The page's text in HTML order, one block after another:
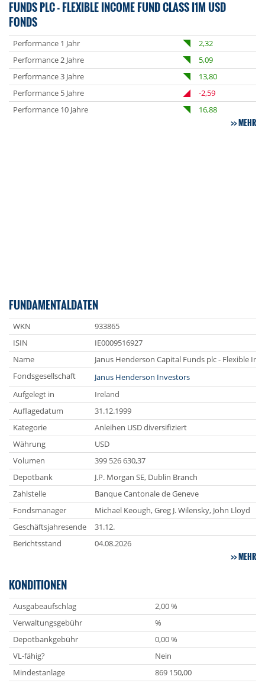
FUNDS PLC - FLEXIBLE INCOME FUND CLASS I1M USD
FONDS
Performance 1 Jahr
2,32
Performance 2 Jahre
5,09
Performance 3 Jahre
13,80
Performance 5 Jahre
-2,59
Performance 10 Jahre
16,88
MEHR
FUNDAMENTALDATEN
WKN
933865
ISIN
IE0009516927
Name
Janus Henderson Capital Funds plc - Flexible
Fondsgesellschaft
Janus Henderson Investors
Aufgelegt in
Ireland
Auflagedatum
31.12.1999
Kategorie
Anleihen USD diversifiziert
Währung
USD
Volumen
399 526 630,37
Depotbank
J.P. Morgan SE, Dublin Branch
Zahlstelle
Banque Cantonale de Geneve
Fondsmanager
Michael Keough, Greg J. Wilensky, John Lloyd
Geschäftsjahresende
31.12.
Berichtsstand
04.08.2026
MEHR
KONDITIONEN
Ausgabeaufschlag
2,00 %
Verwaltungsgebühr
%
Depotbankgebühr
0,00 %
VL-fähig?
Nein
Mindestanlage
869 150,00